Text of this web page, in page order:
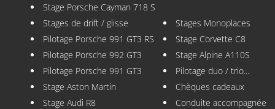
Stage Porsche Cayman 718 S
Stages de drift / glisse
Pilotage Porsche 991 GT3 RS
Pilotage Porsche 992 GT3
Pilotage Porsche 991 GT3
Stage Aston Martin
Stage Audi R8
Stages Monoplaces
Stage Corvette C8
Stage Alpine A110S
Pilotage duo / trio...
Chèques cadeaux
Conduite accompagnée